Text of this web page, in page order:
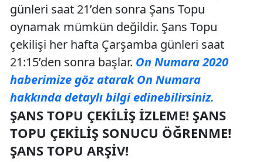
günleri saat 21’den sonra Şans Topu
oynamak mümkün değildir. Şans Topu
çekilişi her hafta Çarşamba günleri saat
21:15’den sonra başlar. On Numara 2020
haberimize göz atarak On Numara
hakkında detaylı bilgi edinebilirsiniz.
ŞANS TOPU ÇEKILIŞ İZLEME! ŞANS
TOPU ÇEKILIŞ SONUCU ÖĞRENME!
ŞANS TOPU ARŞIV!